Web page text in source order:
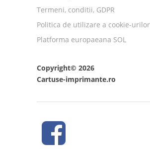
Termeni, conditii, GDPR
Politica de utilizare a cookie-urilor
Platforma europaeana SOL
Copyright© 2026
Cartuse-imprimante.ro